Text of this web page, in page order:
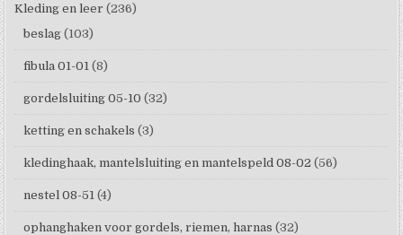
Kleding en leer (236)
beslag (103)
fibula 01-01 (8)
gordelsluiting 05-10 (32)
ketting en schakels (3)
kledinghaak, mantelsluiting en mantelspeld 08-02 (56)
nestel 08-51 (4)
ophanghaken voor gordels, riemen, harnas (32)